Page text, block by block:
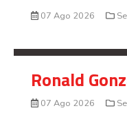
07 Ago 2026
Ronald
07 Ago 2026